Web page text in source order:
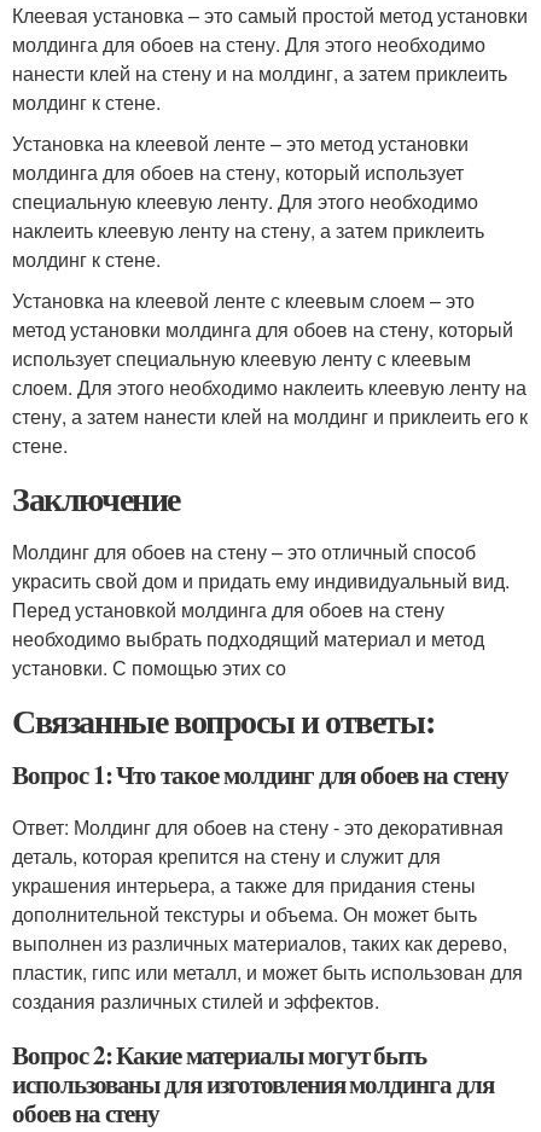
Клеевая установка – это самый простой метод установки
молдинга для обоев на стену. Для этого необходимо
нанести клей на стену и на молдинг, а затем приклеить
молдинг к стене.
Установка на клеевой ленте – это метод установки
молдинга для обоев на стену, который использует
специальную клеевую ленту. Для этого необходимо
наклеить клеевую ленту на стену, а затем приклеить
молдинг к стене.
Установка на клеевой ленте с клеевым слоем – это
метод установки молдинга для обоев на стену, который
использует специальную клеевую ленту с клеевым
слоем. Для этого необходимо наклеить клеевую ленту на
стену, а затем нанести клей на молдинг и приклеить его к
стене.
Заключение
Молдинг для обоев на стену – это отличный способ
украсить свой дом и придать ему индивидуальный вид.
Перед установкой молдинга для обоев на стену
необходимо выбрать подходящий материал и метод
установки. С помощью этих со
Связанные вопросы и ответы:
Вопрос 1: Что такое молдинг для обоев на стену
Ответ: Молдинг для обоев на стену - это декоративная
деталь, которая крепится на стену и служит для
украшения интерьера, а также для придания стены
дополнительной текстуры и объема. Он может быть
выполнен из различных материалов, таких как дерево,
пластик, гипс или металл, и может быть использован для
создания различных стилей и эффектов.
Вопрос 2: Какие материалы могут быть
использованы для изготовления молдинга для
обоев на стену